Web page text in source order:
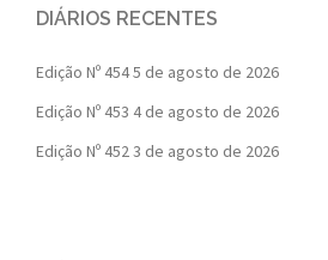
DIÁRIOS RECENTES
Edição Nº 4545 de agosto de 2026
Edição Nº 453 4 de agosto de 2026
Edição Nº 4523 de agosto de 2026